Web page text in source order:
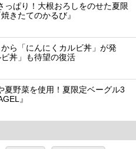
っぱり！大根おろしをのせた夏限
きたてのかるび』
から「にんにくカルビ丼」が発
丼」も待望の復活
夏野菜を使用！夏限定ベーグル3
』